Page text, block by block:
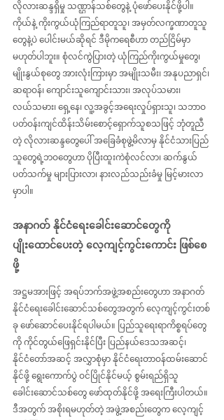
လိုလားဆန္ဒရှိမှု သဏ္ဌာန်သစ်တွေနဲ့ ပုံဖော်ပေးနိုင်ဖို့ပါ။
ကိုယ်နဲ့ ကိုးကွယ်ယုံကြည်ရာတူသူ၊ အမှတ်လက္ခဏာတူသူ
တွေနဲ့ပဲ ပေါင်းမယ်ဆိုရင် ဒီမိုကရေစီဟာ တည်ငြိမ်မှာ
မဟုတ်ပါဘူး။ စုံလင်ကွဲပြားတဲ့ ယုံကြည်ကိုးကွယ်မှုတွေ၊
မျိုးနွယ်စုတွေ အားလုံးကြားမှာ အမျိုးသမီး၊ အနုပညာရှင်၊
ဆရာဝန်၊ ကျောင်းသူကျောင်းသား၊ အလုပ်သမား၊
လယ်သမား၊ ရှေ့နေ၊ လူ့အခွင့်အရေးလှုပ်ရှားသူ၊ သဘာဝ
ပတ်ဝန်းကျင်ထိန်းသိမ်းစောင့်ရှောက်သူစသဖြင့် ဘုံတူညီ
တဲ့ လိုလားဆန္ဒတွေပေါ် အခြေခံစုဖွဲ့မိလာမှ နိုင်ငံသားပြည်
သူတွေရဲ့ဘဝတွေဟာ ပိုပြီးထူးကဲစုံလင်လာ၊ ဆက်နွယ်
ပတ်သက်မှု များပြားလာ၊ နားလည်သည်းခံမှု မြင့်မားလာ
မှာပါ။
အနာဂတ် နိုင်ငံရေးခေါင်းဆောင်တွေကို
ပျိုးထောင်ပေးတဲ့ လေ့ကျင့်ကွင်းကောင်း ဖြစ်စေ
ဖို့
အဋ္ဌမအားဖြင့် အရပ်ဘက်အဖွဲ့အစည်းတွေဟာ အနာဂတ်
နိုင်ငံရေးခေါင်းဆောင်သစ်တွေအတွက် လေ့ကျင့်ကွင်းတစ်
ခု ဖော်ဆောင်ပေးနိုင်ရပါမယ်။ ပြည်သူရေးရာကိစ္စရပ်တွေ
ကို ကိုင်တွယ်ဖြေရှင်းနိုင်ပြီး ပြည်နယ်ဒေသအဆင့်၊
နိုင်ငံ‌တော်အဆင့် အလွှာစုံမှာ နိုင်ငံရေးတာဝန်ထမ်းဆောင်
နိုင်ဖို့ ရွေးကောက်ပွဲ ဝင်ပြိုင်နိုင်မယ့် စွမ်းရည်ရှိသူ
ခေါင်းဆောင်သစ်တွေ ဖော်ထုတ်နိုင်ဖို့ အရေးကြီးပါတယ်။
ဒီအတွက် အစိုးရမဟုတ်တဲ့ အဖွဲ့အစည်းတွေက လေ့ကျင့်